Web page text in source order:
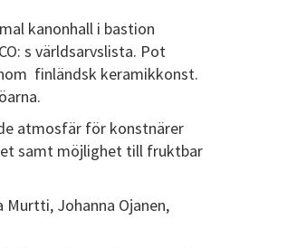
kanonhall i bastion
s världsarvslista. Pot
finländsk keramikkonst.
atmosfär för konstnärer
samt möjlighet till fruktbar
Johanna Ojanen,